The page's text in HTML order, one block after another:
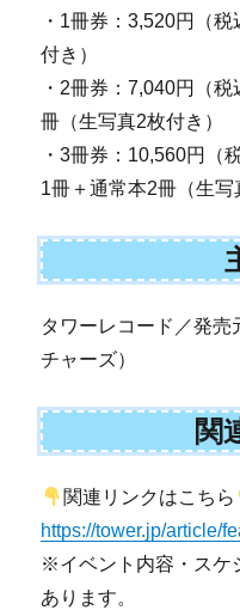
・1冊券：3,520円（
付き）
・2冊券：7,040円（
冊（生写真2枚付き）
・3冊券：10,560円（
1冊＋通常本2冊（生写
タワーレコード／発
チャーズ）
関
関連リンクはこちら
https://tower.jp/article/
※イベント内容・スケ
あります。